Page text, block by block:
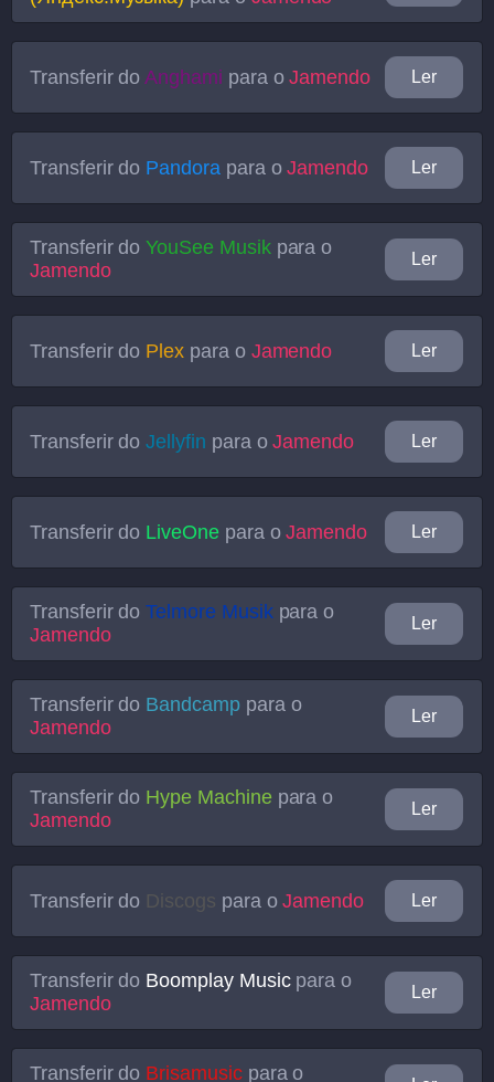
Transferir do Anghami para oJamendo Ler
Transferir do Pandora para oJamendo Ler
Transferir doYouSee Musikpara o
Jamendo
Ler
Transferir do Plex para o Jamendo Ler
Transferir doJellyfin para oJamendo Ler
Transferir do LiveOnepara oJamendo Ler
Transferir doTelmore Musikpara o
Jamendo
Ler
Transferir do Bandcamppara o
Jamendo
Ler
Transferir do Hype Machinepara o
Jamendo
Ler
Transferir do Discogs para oJamendo Ler
Transferir do Boomplay Musicpara o
Jamendo
Ler
Transferir do Brisamusicpara o